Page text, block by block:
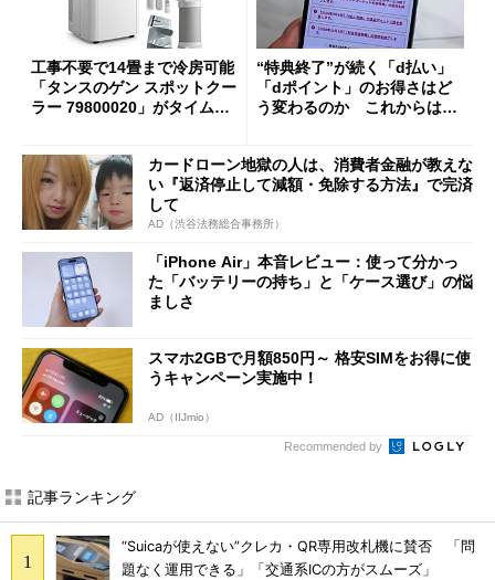
工事不要で14畳まで冷房可能
「タンスのゲン スポットクー
ラー 79800020」がタイムセ
“特典終了”が続く「d払い」
「dポイント」のお得さはど
う変わるのか これからは
カードローン地獄の人は、消費者金融が教えな
い『返済停止して減額・免除する方法』で完済
して
AD（渋谷法務総合事務所）
「iPhone Air」本音レビュー：使って分かっ
た「バッテリーの持ち」と「ケース選び」の悩
ましさ
スマホ2GBで月額850円～ 格安SIMをお得に使
うキャンペーン実施中！
AD（IIJmio）
Recommended by
記事ランキング
“Suicaが使えない”クレカ・QR専用改札機に賛否 「問
題なく運用できる」「交通系ICの方がスムーズ」